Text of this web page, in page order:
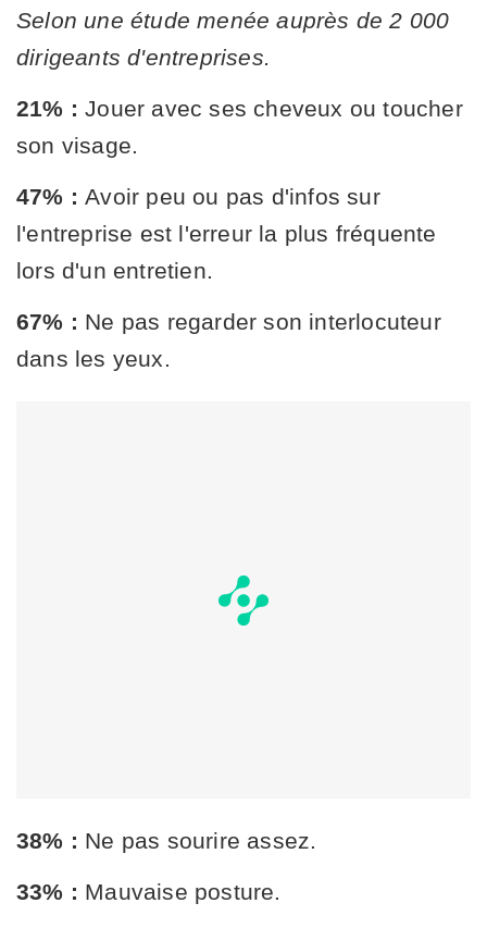
Selon une étude menée auprès de 2 000
dirigeants d'entreprises.
21% :Jouer avec ses cheveux ou toucher
son visage.
47% :Avoir peu ou pas d'infos sur
l'entreprise est l'erreur la plus fréquente
lors d'un entretien.
67% : Ne pas regarder son interlocuteur
dans les yeux.
38% : Ne pas sourire assez.
33% : Mauvaise posture.